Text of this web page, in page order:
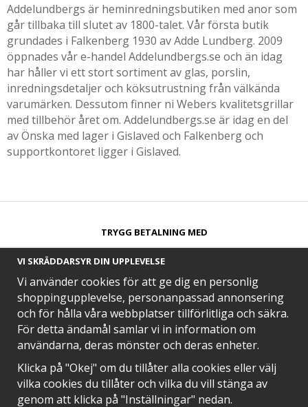
Addelundbergs är heminredningsbutiken med anor som
går tillbaka till slutet av 1800-talet. Vår första butik
grundades i Falkenberg 1930 av Adde Lundberg. 2009
öppnades vår e-handel Addelundbergs.se och än idag
har håller vi ett stort sortiment av glas, porslin,
inredningsdetaljer och köksutrustning från välkända
varumärken. Dessutom finner ni Webers kvalitetsgrillar
med tillbehör året om. Addelundbergs.se är idag en del
av Önska med lager i Gislaved och Falkenberg och
supportkontoret ligger i Gislaved.
TRYGG BETALNING MED​
SNABB LEVERANS MED
EN DEL AV
VI SKRÄDDARSYR DIN UPPLEVELSE
Vi använder cookies för att ge dig en personlig
shoppingupplevelse, personanpassad annonsering
och för hålla våra webbplatser tillförlitliga och säkra.
För detta ändamål samlar vi in information om
användarna, deras mönster och deras enheter.
Klicka på "Okej" om du tillåter alla cookies eller välj
vilka cookies du tillåter och vilka du vill stänga av
genom att klicka på "Inställningar" nedan.